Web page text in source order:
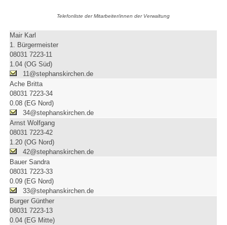
Telefonliste der Mitarbeiter/innen der Verwaltung
Mair Karl
1. Bürgermeister
08031 7223-11
1.04 (OG Süd)
11@stephanskirchen.de
Ache Britta
08031 7223-34
0.08 (EG Nord)
34@stephanskirchen.de
Arnst Wolfgang
08031 7223-42
1.20 (OG Nord)
42@stephanskirchen.de
Bauer Sandra
08031 7223-33
0.09 (EG Nord)
33@stephanskirchen.de
Burger Günther
08031 7223-13
0.04 (EG Mitte)